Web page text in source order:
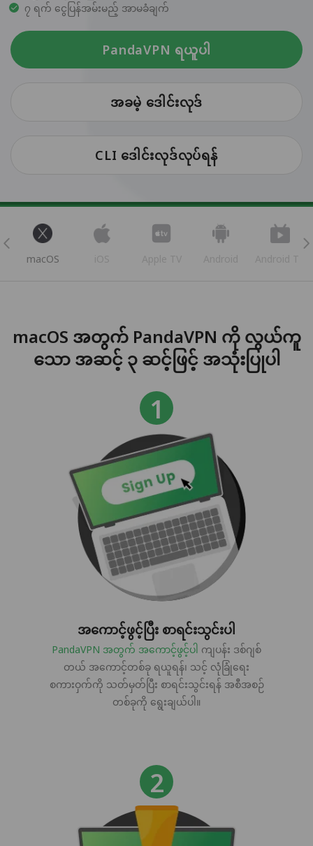
၇ ရက် ငွေပြန်အမ်းမည့် အာမခံချက်
PandaVPN ရယူပါ
အခမဲ့ ဒေါင်းလုဒ်
CLI ဒေါင်းလုဒ်လုပ်ရန်
macOS iOS Apple TV Android Android TV
macOS အတွက် PandaVPN ကို လွယ်ကူ
သော အဆင့် ၃ ဆင့်ဖြင့် အသုံးပြုပါ
အကောင့်ဖွင့်ပြီး စာရင်းသွင်းပါ
PandaVPN အတွက် အကောင့်ဖွင့်ပါ ကျပန်း ဒစ်ဂျစ်
တယ် အကောင့်တစ်ခု ရယူရန်၊ သင့် လုံခြုံရေး
စကားဝှက်ကို သတ်မှတ်ပြီး စာရင်းသွင်းရန် အစီအစဉ်
တစ်ခုကို ရွေးချယ်ပါ။